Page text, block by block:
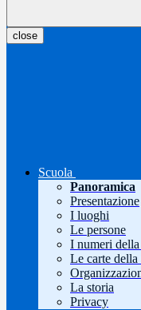
close
Scuola
Panoramica
Presentazione
I luoghi
Le persone
I numeri della
Le carte della
La storia
Privacy